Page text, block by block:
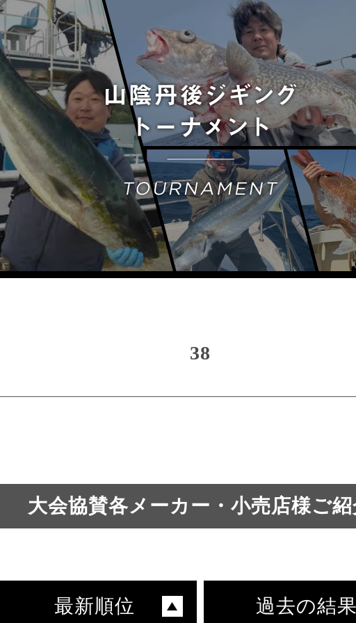
38
大会協賛各メーカー・小売店様ご
最新順位 過去の結